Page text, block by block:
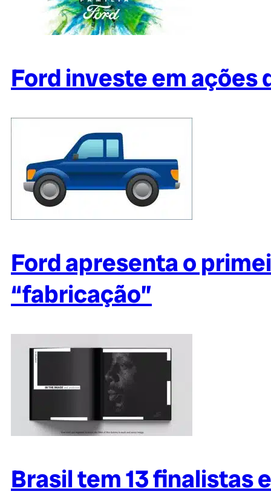
Ford investe em ações
Ford apresenta o
“fabricação”
Brasil tem 13 finalistas